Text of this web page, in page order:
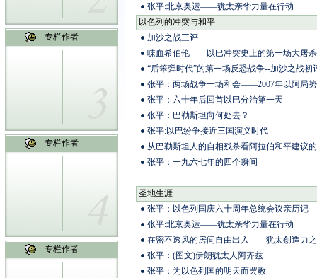
专栏作者
专栏作者
专栏作者
张平:北京奥运——犹太亲华力量在行动
以色列的冲突与和平
加沙之战三评
喋血希伯伦——以巴冲突史上的第一场大屠杀
“后笨弹时代”的第一场反恐战争--加沙之战初
张平：两场战争一场和会——2007年以阿局
张平：六十年后回首以巴分治第一天
张平：巴勒斯坦向何处去？
张平:以巴纷争接近三国演义时代
从巴勒斯坦人的自相残杀看阿拉伯和平建议
张平：一九六七年的四个瞬间
圣地生涯
张平：以色列国庆六十周年总统会议亲历记
张平:北京奥运——犹太亲华力量在行动
在密不透风的房间自由出入——犹太创造力
张平：(图文)伊朗犹太人阿齐兹
张平：为以色列国的明天而罢教